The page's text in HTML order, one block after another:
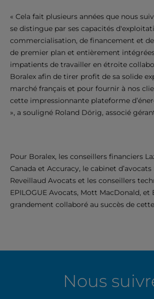
« Cela fait plusieurs années que nous
se distingue par ses capacités
commercialisation, de financement et
de premier plan et entièrement
impatients de travailler en étroite
Boralex afin de tirer profit de sa solide
marché français et pour fournir à nos
cette impressionnante plateforme
», a souligné Roland Dörig, associé gérant
Pour Boralex, les conseillers financiers
Canada et Accuracy, le cabinet
Reveillaud Avocats et les conseillers
EPILOGUE Avocats, Mott MacDonald, et
grandement collaboré au succès de
Nous